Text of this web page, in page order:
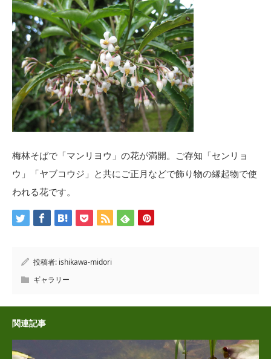
梅林そばで「マンリヨウ」の花が満開。ご存知「センリョ
ウ」「ヤブコウジ」と共にご正月などで飾り物の縁起物で使
われる花です。
投稿者: ishikawa-midori
ギャラリー
関連記事